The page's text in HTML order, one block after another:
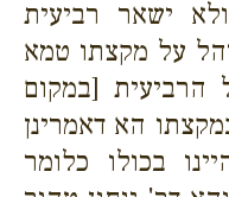
ישאר רביעית
על מקצתו טמא
[במקום
הא דאמרינן
בכולו כלומר